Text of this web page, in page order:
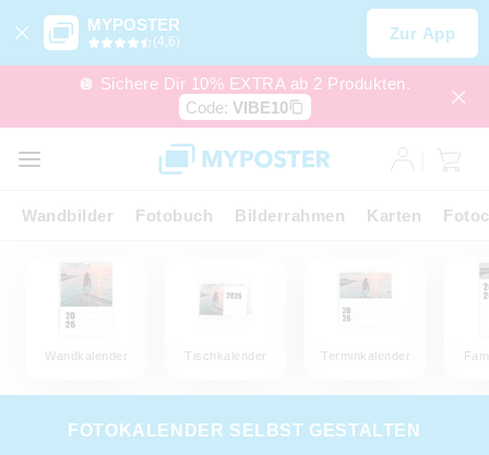
MYPOSTER
(4,6) Zur App
🪩 Sichere Dir 10% EXTRA ab 2 Produkten.
Code: VIBE10
Wandbilder Fotobuch Bilderrahmen Karten
Wandkalender Tischkalender Terminkalender
FOTOKALENDER SELBST GESTALTEN